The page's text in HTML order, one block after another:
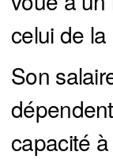
celui de
Son
capacité